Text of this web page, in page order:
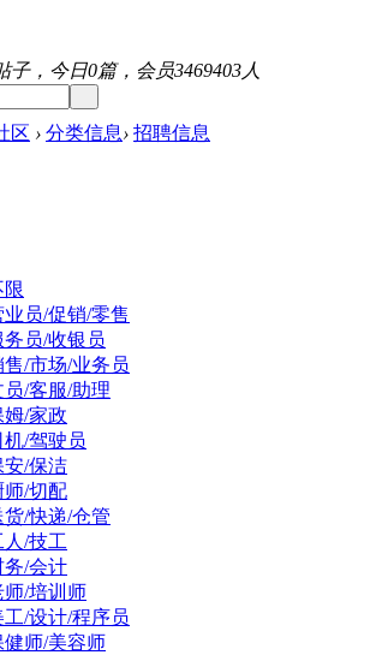
子，今日0篇，会员3469403人
区 › 分类信息› 招聘信息
限
业员/促销/零售
务员/收银员
售/市场/业务员
员/客服/助理
姆/家政
机/驾驶员
安/保洁
师/切配
货/快递/仓管
人/技工
务/会计
师/培训师
工/设计/程序员
健师/美容师